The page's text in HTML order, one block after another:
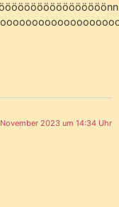
2023 um 14:34 Uhr